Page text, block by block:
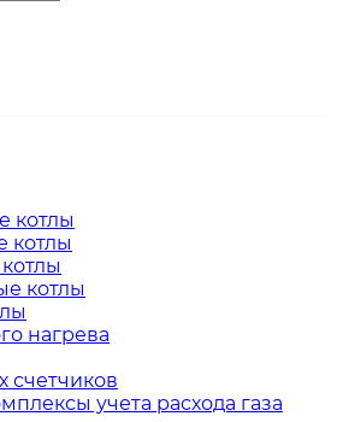
котлы
котлы
котлы
нагрева
счетчиков
учета расхода газа